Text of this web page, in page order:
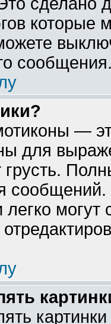
—
для
грусть.
сообщений.
легко